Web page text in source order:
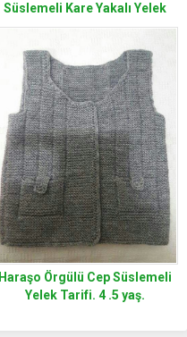
Süslemeli Kare Yakalı Yelek
Yapımı. 3 .4 yaş.
Haraşo Örgülü Cep Süslemeli
Yelek Tarifi. 4 .5 yaş.